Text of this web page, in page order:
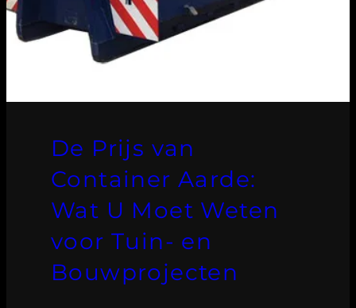
De Prijs van
Container Aarde:
Wat U Moet Weten
voor Tuin- en
Bouwprojecten